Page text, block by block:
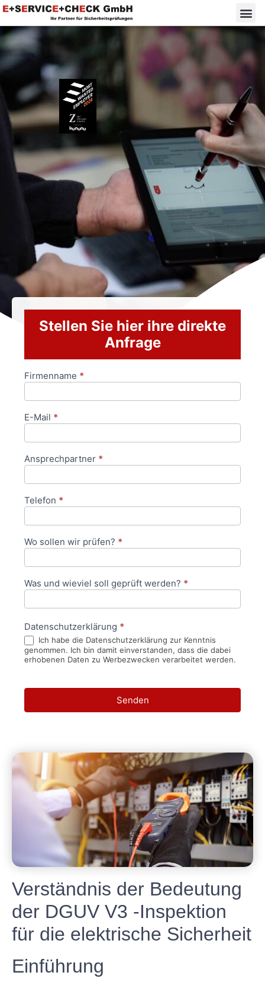
Stellen Sie hier ihre direkte
Anfrage
Anfrageformular
Firmenname *
E-Mail *
Ansprechpartner *
Telefon *
Wo sollen wir prüfen? *
Was und wieviel soll geprüft werden? *
Datenschutzerklärung *
Ich habe die Datenschutzerklärung zur Kenntnis
genommen. Ich bin damit einverstanden, dass die dabei
erhobenen Daten zu Werbezwecken verarbeitet werden.
Senden
Verständnis der Bedeutung
der DGUV V3 -Inspektion
für die elektrische Sicherheit
Einführung